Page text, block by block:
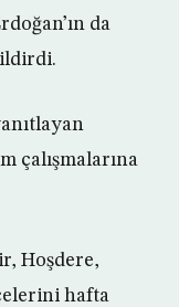
da
çalışmalarına
Hoşdere,
hafta